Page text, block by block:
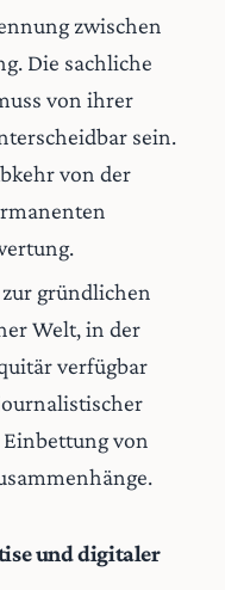
zwischen
Die sachliche
von ihrer
sein.
von der
gründlichen
Welt, in der
verfügbar
von
und digitaler